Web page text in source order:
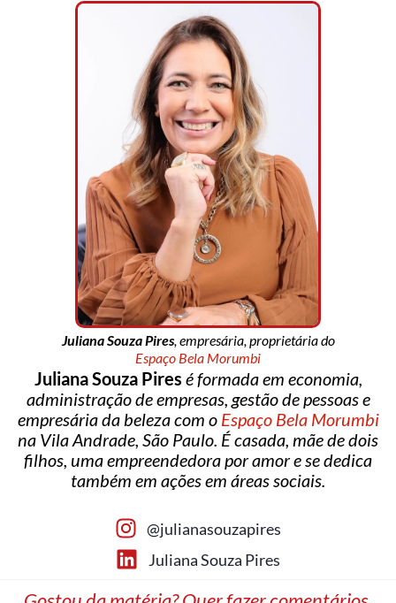
Juliana Souza Pires, empresária, proprietária do
Espaço Bela Morumbi
Juliana Souza Pires é formada em economia,
administração de empresas, gestão de pessoas e
empresária da beleza com o Espaço Bela Morumbi
na Vila Andrade, São Paulo. É casada, mãe de dois
filhos, uma empreendedora por amor e se dedica
também em ações em áreas sociais.
@julianasouzapires
Juliana Souza Pires